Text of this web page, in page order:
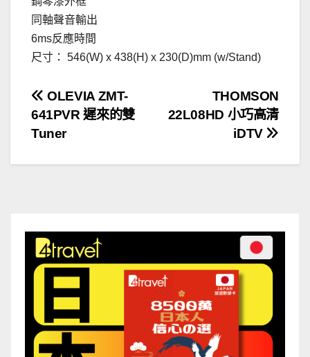
同軸聲音輸出
6ms反應時間
尺寸： 546(W) x 438(H) x 230(D)mm (w/Stand)
文
章
導
THOMSON
22L08HD 小巧高清
iDTV
OLEVIA ZMT-
641PVR 遲來的雙
Tuner